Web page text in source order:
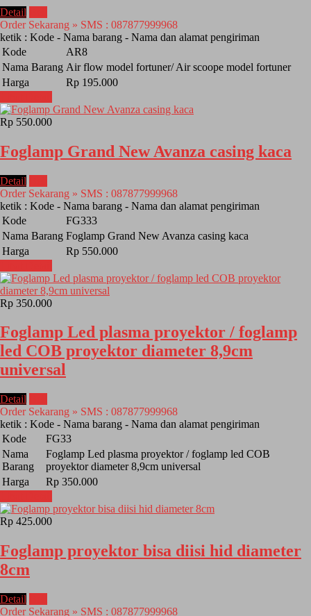
Detail
Order Sekarang » SMS : 087877999968
ketik : Kode - Nama barang - Nama dan alamat pengiriman
Kode
AR8
Nama Barang Air flow model fortuner/ Air scoope model fortuner
Harga
Rp 195.000
Rp 550.000
Foglamp Grand New Avanza casing kaca
Detail
Order Sekarang » SMS : 087877999968
ketik : Kode - Nama barang - Nama dan alamat pengiriman
Kode
FG333
Nama Barang Foglamp Grand New Avanza casing kaca
Harga
Rp 550.000
Rp 350.000
Foglamp Led plasma proyektor / foglamp
led COB proyektor diameter 8,9cm
universal
Detail
Order Sekarang » SMS : 087877999968
ketik : Kode - Nama barang - Nama dan alamat pengiriman
Kode
FG33
Nama
Barang
Foglamp Led plasma proyektor / foglamp led COB
proyektor diameter 8,9cm universal
Harga
Rp 350.000
Rp 425.000
Foglamp proyektor bisa diisi hid diameter
8cm
Detail
Order Sekarang » SMS : 087877999968